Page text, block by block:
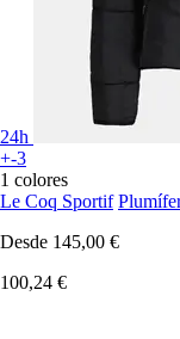
24h
+-3
1 colores
Le Coq Sportif
Desde 145,00 €
100,24 €